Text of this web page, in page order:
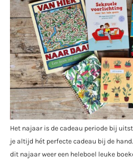
Het najaar is de cadeau periode bij
je altijd hét perfecte cadeau bij de hand.
dit najaar weer een heleboel leuke